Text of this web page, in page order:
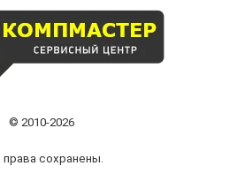
© 2010-2026
права сохранены.